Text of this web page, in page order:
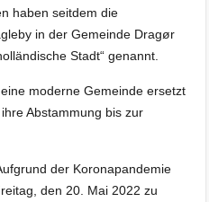
haben seitdem die
in der Gemeinde Dragør
Stadt“ genannt.
moderne Gemeinde ersetzt
Abstammung bis zur
der Koronapandemie
den 20. Mai 2022 zu